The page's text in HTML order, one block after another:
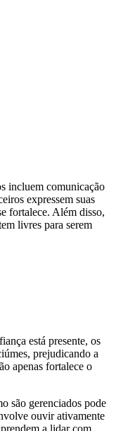
incluem comunicação
expressem suas
fortalece. Além disso,
livres para serem
está presente, os
prejudicando a
apenas fortalece o
são gerenciados pode
ouvir ativamente